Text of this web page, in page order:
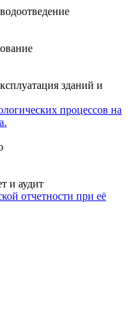
зданий и
процессов на
и аудит
отчетности при её